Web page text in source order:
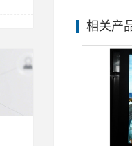
相关产